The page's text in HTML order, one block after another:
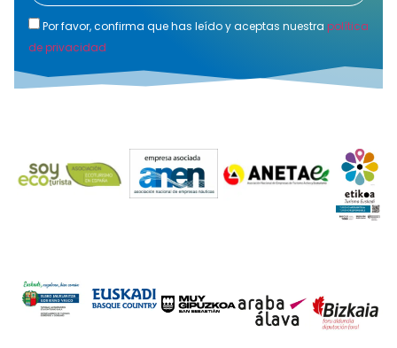
Por favor, confirma que has leído y aceptas nuestra política
de privacidad
Alternative: